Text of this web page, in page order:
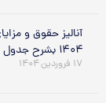
آنالیز حقوق و
۱۴۰۴ بشرح جدول زیر می باشد
۱۷ فروردین ۱۴۰۴